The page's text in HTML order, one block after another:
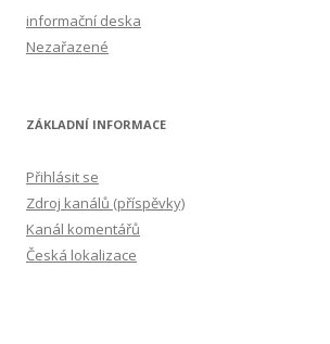
informační deska
Nezařazené
ZÁKLADNÍ INFORMACE
Přihlásit se
Zdroj kanálů (příspěvky)
Kanál komentářů
Česká lokalizace